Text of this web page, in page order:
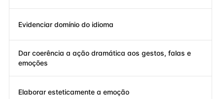
Evidenciar domínio do idioma
Dar coerência a ação dramática aos gestos, falas e
emoções
Elaborar esteticamente a emoção